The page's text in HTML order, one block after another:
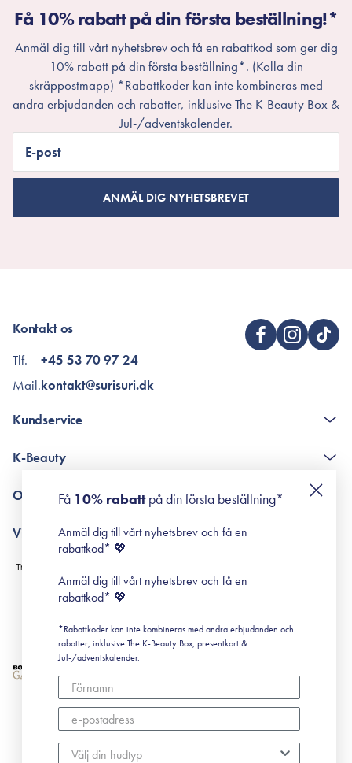
Få 10% rabatt på din första beställning!*
Anmäl dig till vårt nyhetsbrev och få en rabattkod som ger dig
10% rabatt på din första beställning*. (Kolla din
skräppostmapp) *Rabattkoder kan inte kombineras med
andra erbjudanden och rabatter, inklusive The K-Beauty Box &
Jul-/adventskalender.
E-post
ANMÄL DIG NYHETSBREVET
Kontakt os
Tlf.
Mail.
+45 53 70 97 24
kontakt@surisuri.dk
Kundservice
Poängshop - frågor och svar
K-Beauty
Retinol för nybörjare
Om Surisuri
Black Friday
Villkor
Leverans & Retur
Köpvillkor
Prenumerationsvillkor
Cookiepolicy
SVERIGE
Få 10% rabattpå din första beställning*
Anmäl dig till vårt nyhetsbrev och få en
rabattkod* 💖
Anmäl dig till vårt nyhetsbrev och få en
rabattkod* 💖
*Rabattkoder kan inte kombineras med andra erbjudanden och
rabatter, inklusive The K-Beauty Box, presentkort &
Jul-/adventskalender.